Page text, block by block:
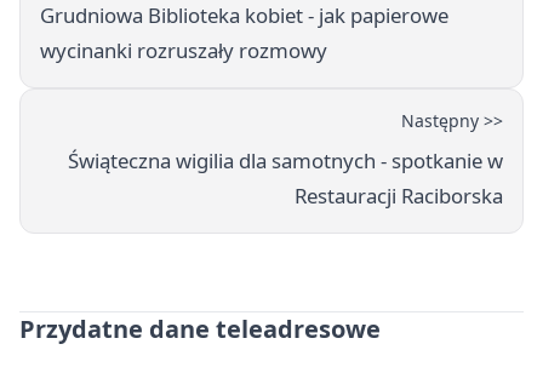
Grudniowa Biblioteka kobiet - jak papierowe
wycinanki rozruszały rozmowy
Następny >>
Świąteczna wigilia dla samotnych - spotkanie w
Restauracji Raciborska
Przydatne dane teleadresowe